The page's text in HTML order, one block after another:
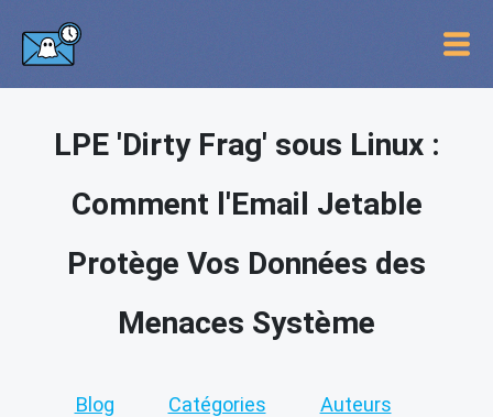
LPE 'Dirty Frag' sous Linux :
Comment l'Email Jetable
Protège Vos Données des
Menaces Système
Blog Catégories Auteurs